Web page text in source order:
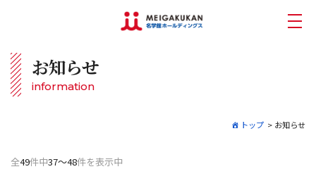
お知らせ
information
トップ > お知らせ
全49件中37～48件を表示中